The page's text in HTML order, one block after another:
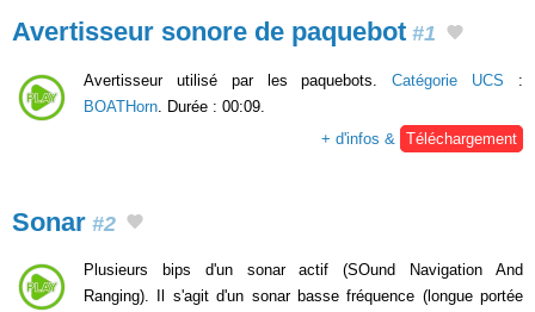
Avertisseur sonore de paquebot #1
Avertisseur utilisé par les paquebots.Catégorie UCS :
BOATHorn . Durée : 00:09.
+ d'infos &
Téléchargement
Sonar #2
Plusieurs bips d'un sonar actif (SOund Navigation And
Ranging). Il s'agit d'un sonar basse fréquence (longue portée